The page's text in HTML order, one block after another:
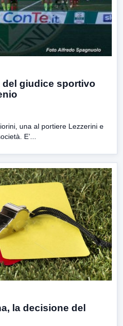
giudice sportivo
una al portiere Lezzerini e
E’...
la decisione del